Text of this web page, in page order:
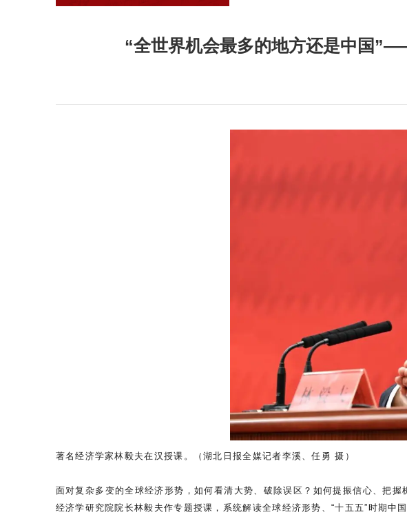
“全世界机会最多的地方还是中国
著名经济学家林毅夫在汉授课。（湖北日报全媒记者李溪、任勇 摄）
面对复杂多变的全球经济形势，如何看清大势、破除误区？如何提振信心、把
经济学研究院院长林毅夫作专题授课，系统解读全球经济形势、“十五五”时期中